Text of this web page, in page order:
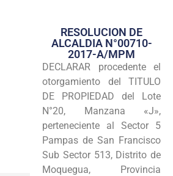
Transparencia
Seguridad
Programas
Intranet
RESOLUCION DE
ALCALDIA N°00710-
2017-A/MPM
DECLARAR procedente el
otorgamiento del TITULO
DE PROPIEDAD del Lote
N°20, Manzana «J»,
perteneciente al Sector 5
Pampas de San Francisco
Sub Sector 513, Distrito de
Moquegua, Provincia